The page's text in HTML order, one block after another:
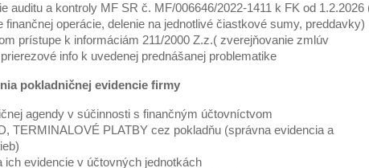
auditu a kontroly MF SR č. MF/006646/2022-1411 k FK od 1.2.2026
finančnej operácie, delenie na jednotlivé čiastkové sumy, preddavky)
prístupe k informáciám 211/2000 Z.z.( zverejňovanie zmlúv
info k uvedenej prednášanej problematike
pokladničnej evidencie firmy
agendy v súčinnosti s finančným účtovníctvom
TERMINALOVÉ PLATBY cez pokladňu (správna evidencia a
ich evidencie v účtovných jednotkách